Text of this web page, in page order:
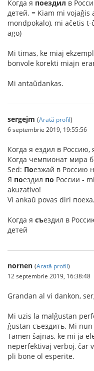
Когда я поездил в
детей. = Kiam mi
mondpokalo), mi aĉetis
ago)
Mi timas, ke miaj
bonvole korekti miajn
Mi antaŭdankas.
sergejm (Arată profil)
6 septembrie 2019, 19:55:56
Когда я ездил в Россию,
Когда чемпионат мира
Sed: Поезжай в Россию
Я поездил по России -
akuzativo!
Vi ankaŭ povas diri
Kогда я съездил в
детей
nornen (Arată profil)
12 septembrie 2019, 16:38:48
Grandan al vi dankon,
Mi uzis la malĝustan
ĝustan съездить. Mi
Tamen ŝajnas, ke mi ja
neperfektivaj verboj, ĉar
pli bone ol esperite.